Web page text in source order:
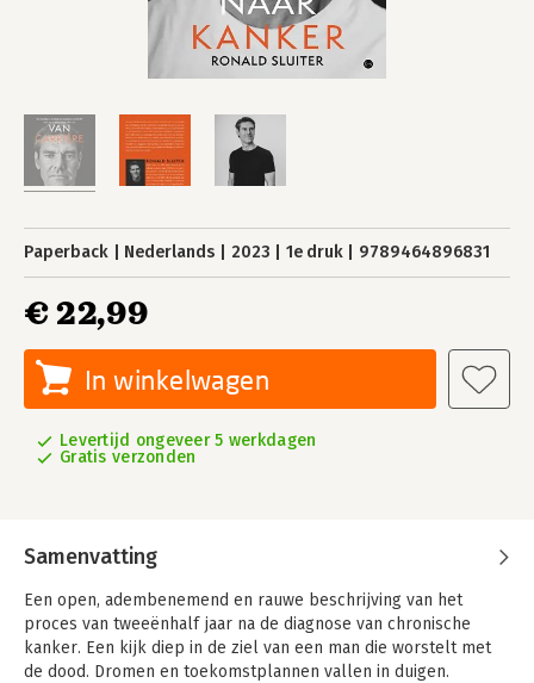
Paperback Nederlands 2023 1e druk 9789464896831
€ 22,99
In winkelwagen
Levertijd ongeveer 5 werkdagen
Gratis verzonden
Samenvatting
Een open, adembenemend en rauwe beschrijving van het
proces van tweeënhalf jaar na de diagnose van chronische
kanker. Een kijk diep in de ziel van een man die worstelt met
de dood. Dromen en toekomstplannen vallen in duigen.